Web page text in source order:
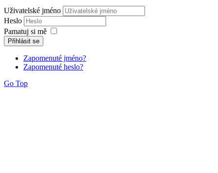
Uživatelské jméno
Heslo
Pamatuj si mě
Přihlásit se
Zapomenuté jméno?
Zapomenuté heslo?
Go Top